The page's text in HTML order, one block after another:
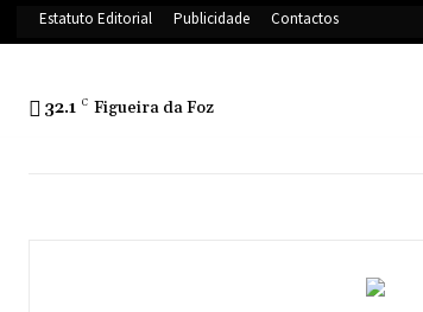
Estatuto Editorial Publicidade Contactos
32.1 C Figueira da Foz